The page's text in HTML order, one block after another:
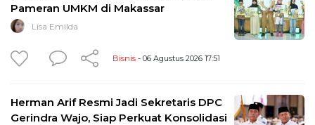
Pameran UMKM di Makassar
Lisa Emilda
Bisnis - 06 Agustus 2026 17:51
Herman Arif Resmi Jadi Sekretaris DPC
Gerindra Wajo, Siap Perkuat Konsolidasi